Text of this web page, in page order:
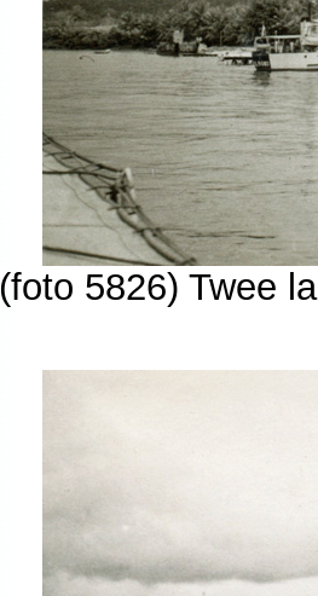
(foto 5826) Twee